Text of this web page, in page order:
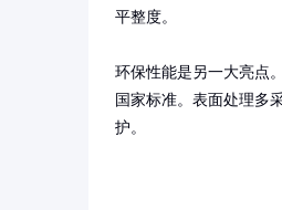
平整度。
环保性能是另一大亮点
国家标准。表面处理多
护。